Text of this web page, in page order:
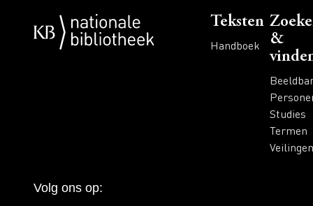
Voet
Teksten
Handboek
&
Studies
Termen
Veilingen
Volg ons op: